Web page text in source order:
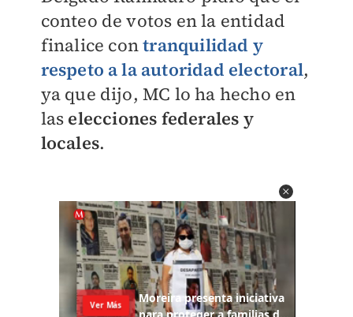
conteo de votos en la entidad
finalice contranquilidad y
respeto a la autoridad electoral,
ya que dijo, MC lo ha hecho en
las elecciones federales y
locales.